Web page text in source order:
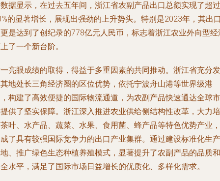
据显示，在过去五年间，浙江省农副产品出口总额实现了超过
的显著增长，展现出强劲的上升势头。特别是2023年，其出
是达到了创纪录的778亿元人民币，标志着浙江农业外向型经
了一个新台阶。
亮眼成绩的取得，得益于多重因素的共同推动。浙江省充分发
地处长三角经济圈的区位优势，依托宁波舟山港等世界级港
构建了高效便捷的国际物流通道，为农副产品快速通达全球市
供了坚实保障。浙江深入推进农业供给侧结构性改革，大力培
叶、水产品、蔬菜、水果、食用菌、蜂产品等特色优势产业，
了具有较强国际竞争力的出口产业集群。通过建设标准化生产
、推广绿色生态种植养殖模式，显著提升了农副产品的品质和
水平，满足了国际市场日益增长的优质化、多样化需求。